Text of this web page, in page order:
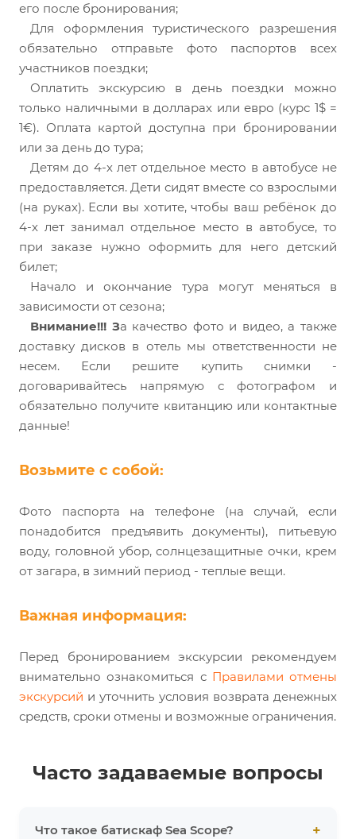
его после бронирования;
Для оформления туристического разрешения
обязательно отправьте фото паспортов всех
участников поездки;
Оплатить экскурсию в день поездки можно
только наличными в долларах или евро (курс 1$ =
1€). Оплата картой доступна при бронировании
или за день до тура;
Детям до 4-х лет отдельное место в автобусе не
предоставляется. Дети сидят вместе со взрослыми
(на руках). Если вы хотите, чтобы ваш ребёнок до
4-х лет занимал отдельное место в автобусе, то
при заказе нужно оформить для него детский
билет;
Начало и окончание тура могут меняться в
зависимости от сезона;
Внимание!!! За качество фото и видео, а также
доставку дисков в отель мы ответственности не
несем. Если решите купить снимки -
договаривайтесь напрямую с фотографом и
обязательно получите квитанцию или контактные
данные!
Возьмите с собой:
Фото паспорта на телефоне (на случай, если
понадобится предъявить документы), питьевую
воду, головной убор, солнцезащитные очки, крем
от загара, в зимний период - теплые вещи.
Важная информация:
Перед бронированием экскурсии рекомендуем
внимательно ознакомиться с Правилами отмены
экскурсий и уточнить условия возврата денежных
средств, сроки отмены и возможные ограничения.
Часто задаваемые вопросы
Что такое батискаф Sea Scope?